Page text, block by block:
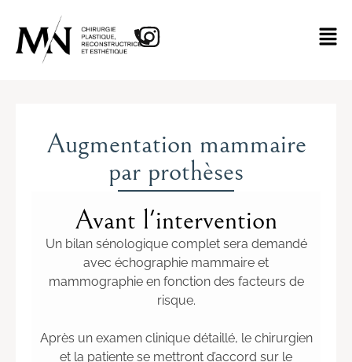
Augmentation mammaire
par prothèses
Avant l'intervention
Un bilan sénologique complet sera demandé
avec échographie mammaire et
mammographie en fonction des facteurs de
risque.
Après un examen clinique détaillé, le chirurgien
et la patiente se mettront d’accord sur le